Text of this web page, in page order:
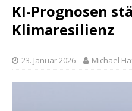
KI-Prognosen
Klimaresilienz
23. Januar 2026 Michael